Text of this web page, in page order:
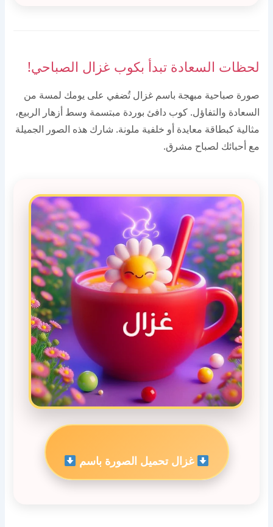
لحظات السعادة تبدأ بكوب غزال الصباحي!
صورة صباحية مبهجة باسم غزال تُضفي على يومك لمسة من
السعادة والتفاؤل. كوب دافئ بوردة مبتسمة وسط أزهار الربيع،
مثالية كبطاقة معايدة أو خلفية ملونة. شارك هذه الصور الجميلة
مع أحبائك لصباح مشرق.
غزال تحميل الصورة باسم